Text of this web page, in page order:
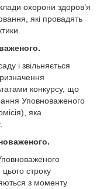
охорони здоров’я
які провадять
і звільняється
конкурсу, що
Уповноваженого
яка
цього строку
з моменту